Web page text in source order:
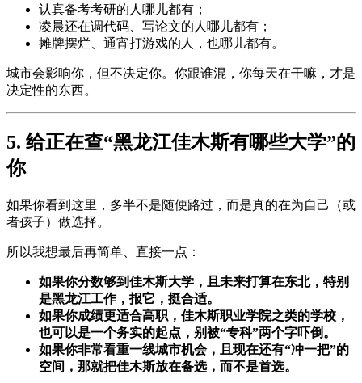
认真备考考研的人哪儿都有；
凌晨还在调代码、写论文的人哪儿都有；
摊牌摆烂、通宵打游戏的人，也哪儿都有。
城市会影响你，但不决定你。你跟谁混，你每天在干嘛，才是
决定性的东西。
5. 给正在查“黑龙江佳木斯有哪些大学”的
你
如果你看到这里，多半不是随便路过，而是真的在为自己（或
者孩子）做选择。
所以我想最后再简单、直接一点：
如果你分数够到佳木斯大学，且未来打算在东北，特别
是黑龙江工作，报它，挺合适。
如果你成绩更适合高职，佳木斯职业学院之类的学校，
也可以是一个务实的起点，别被“专科”两个字吓倒。
如果你非常看重一线城市机会，且现在还有“冲一把”的
空间，那就把佳木斯放在备选，而不是首选。